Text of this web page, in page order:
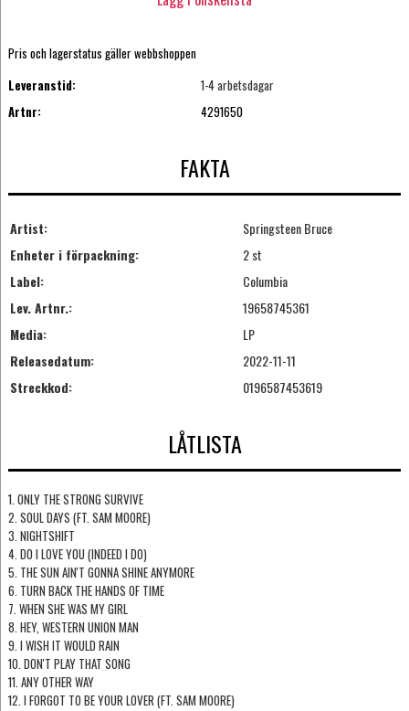
Pris och lagerstatus gäller webbshoppen
Leveranstid:
1-4 arbetsdagar
Artnr:
4291650
FAKTA
Artist:
Springsteen Bruce
Enheter i förpackning:
2 st
Label:
Columbia
Lev. Artnr.:
19658745361
Media:
LP
Releasedatum:
2022-11-11
Streckkod:
0196587453619
LÅTLISTA
1. ONLY THE STRONG SURVIVE
2. SOUL DAYS (FT. SAM MOORE)
3. NIGHTSHIFT
4. DO I LOVE YOU (INDEED I DO)
5. THE SUN AIN'T GONNA SHINE ANYMORE
6. TURN BACK THE HANDS OF TIME
7. WHEN SHE WAS MY GIRL
8. HEY, WESTERN UNION MAN
9. I WISH IT WOULD RAIN
10. DON'T PLAY THAT SONG
11. ANY OTHER WAY
12. I FORGOT TO BE YOUR LOVER (FT. SAM MOORE)